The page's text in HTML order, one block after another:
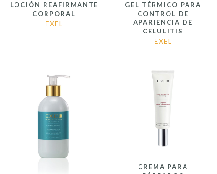
LOCIÓN REAFIRMANTE
CORPORAL
EXEL
GEL TÉRMICO PARA
CONTROL DE
APARIENCIA DE
CELULITIS
EXEL
CREMA PARA